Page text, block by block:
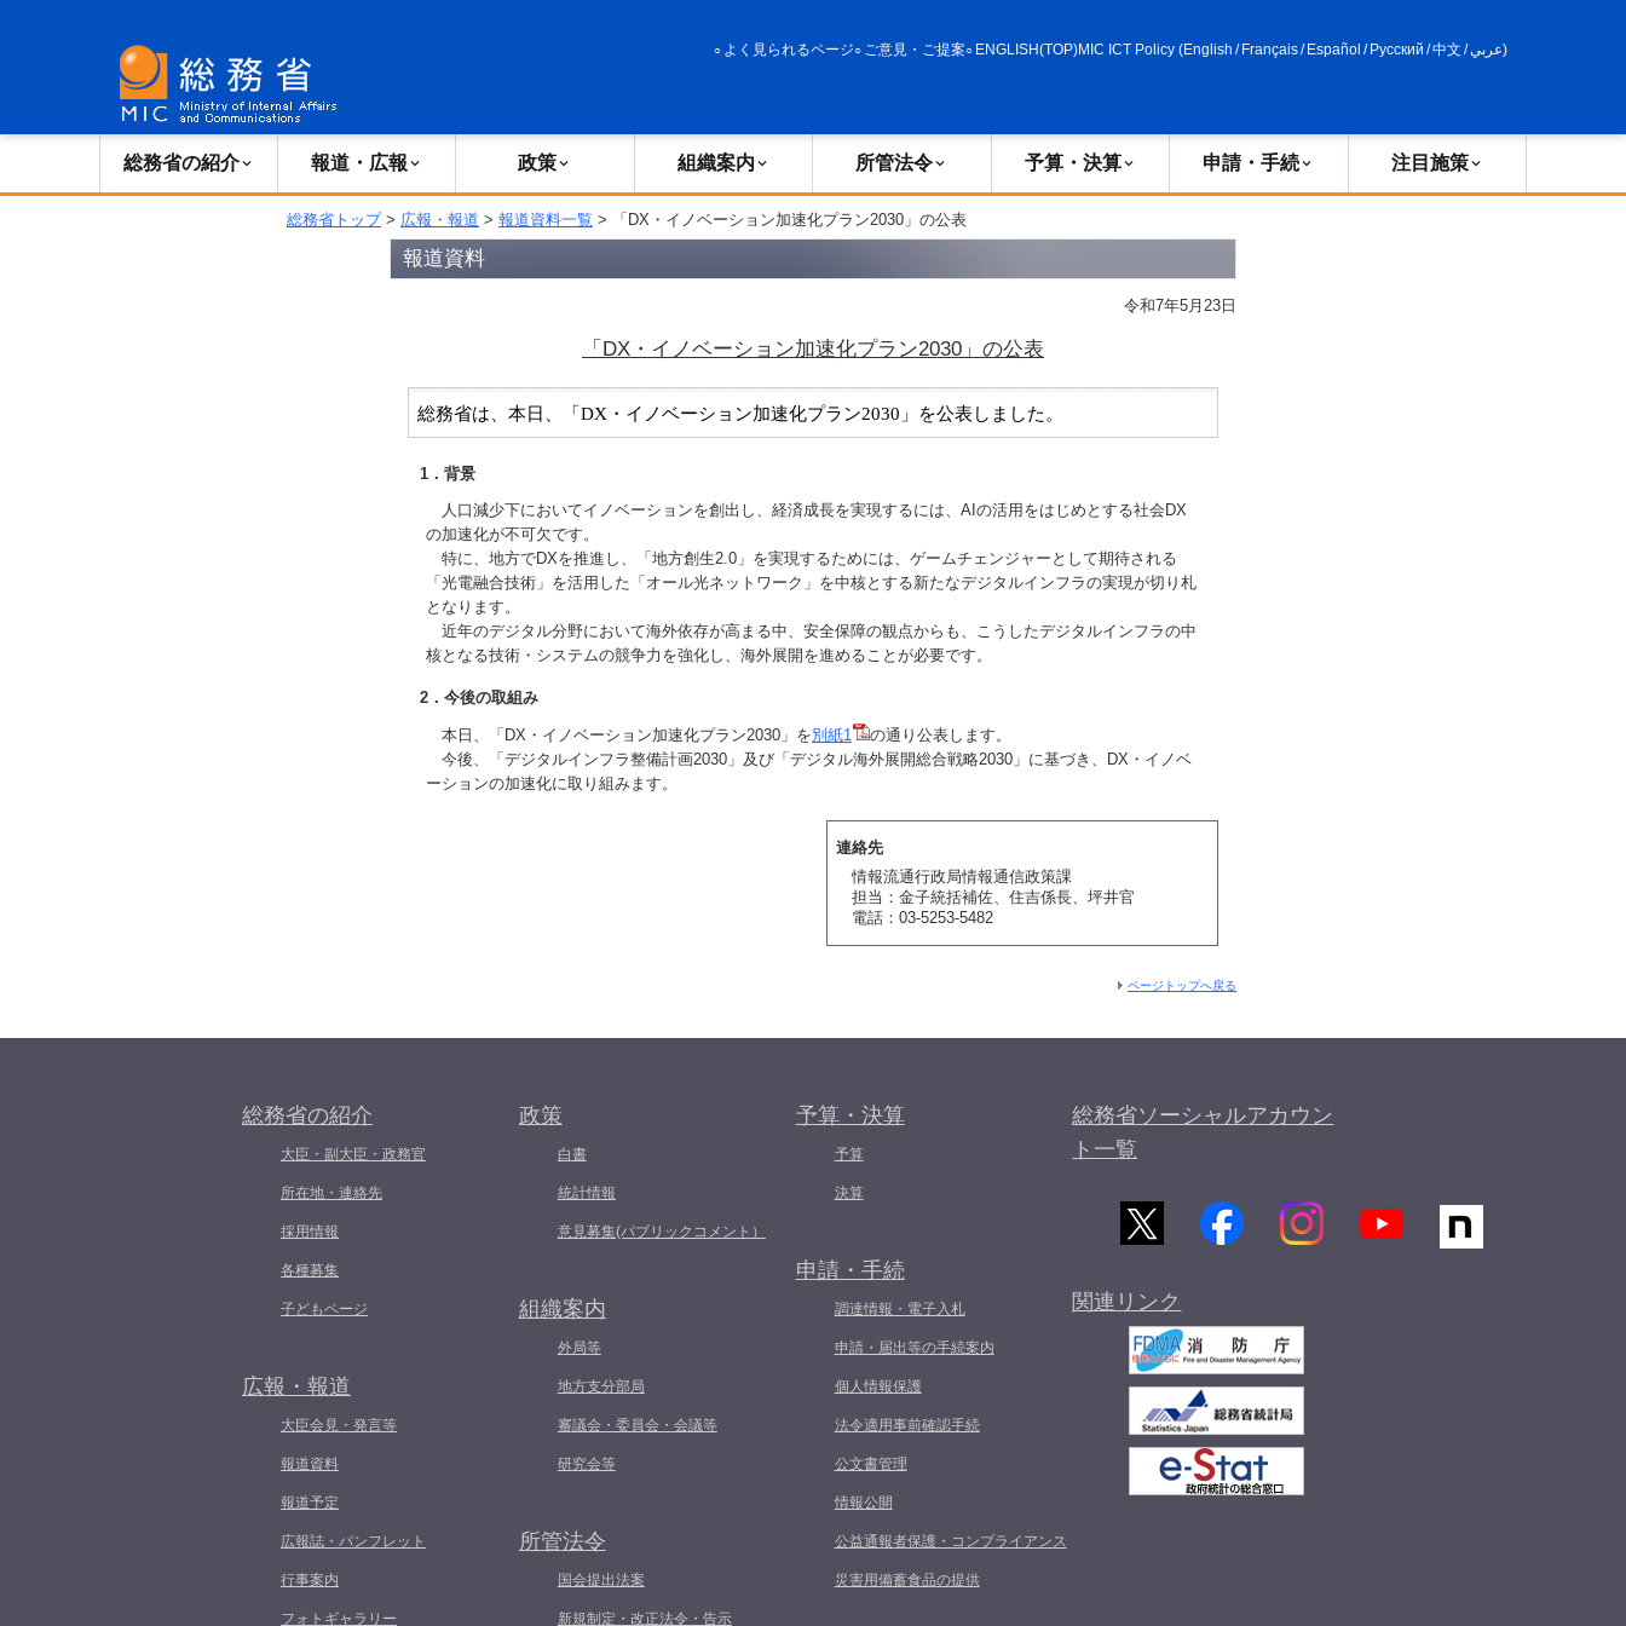
よく見られるページ ご意見・ご提案 ENGLISH(TOP)MIC ICT Policy (English / Français/ Español / Русский /中文 /عربي)
総務省の紹介 報道・広報 政策 組織案内 所管法令 予算・決算 申請・手続 注目施策
総務省トップ> 広報・報道 > 報道資料一覧 > 「DX・イノベーション加速化プラン2030」の公表
報道資料
令和7年5月23日
「DX・イノベーション加速化プラン2030」の公表
総務省は、本日、「DX・イノベーション加速化プラン2030」を公表しました。
1．背景
人口減少下においてイノベーションを創出し、経済成長を実現するには、AIの活用をはじめとする社会DX
の加速化が不可欠です。
特に、地方でDXを推進し、「地方創生2.0」を実現するためには、ゲームチェンジャーとして期待される
「光電融合技術」を活用した「オール光ネットワーク」を中核とする新たなデジタルインフラの実現が切り札
となります。
近年のデジタル分野において海外依存が高まる中、安全保障の観点からも、こうしたデジタルインフラの中
核となる技術・システムの競争力を強化し、海外展開を進めることが必要です。
2．今後の取組み
本日、「DX・イノベーション加速化プラン2030」を別紙1
の通り公表します。
今後、「デジタルインフラ整備計画2030」及び「デジタル海外展開総合戦略2030」に基づき、DX・イノベ
ーションの加速化に取り組みます。
連絡先
情報流通行政局情報通信政策課
担当：金子統括補佐、住吉係長、坪井官
電話：03-5253-5482
ページトップへ戻る
総務省の紹介
大臣・副大臣・政務官
所在地・連絡先
採用情報
各種募集
子どもページ
広報・報道
大臣会見・発言等
報道資料
報道予定
広報誌・パンフレット
行事案内
フォトギャラリー
政策
白書
統計情報
意見募集(パブリックコメント）
組織案内
外局等
地方支分部局
審議会・委員会・会議等
研究会等
所管法令
国会提出法案
新規制定・改正法令・告示
予算・決算
予算
決算
申請・手続
調達情報・電子入札
申請・届出等の手続案内
個人情報保護
法令適用事前確認手続
公文書管理
情報公開
公益通報者保護・コンプライアンス
災害用備蓄食品の提供
総務省ソーシャルアカウン
ト一覧
関連リンク